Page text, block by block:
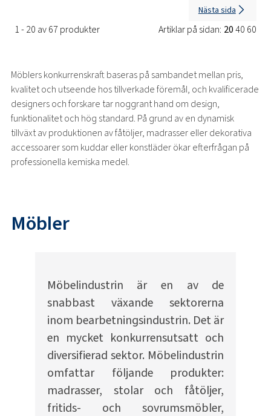
1 - 20 av 67 produkter Artiklar på sidan: 2040 60
Nästa sida
Möblers konkurrenskraft baseras på sambandet mellan pris,
kvalitet och utseende hos tillverkade föremål, och kvalificerade
designers och forskare tar noggrant hand om design,
funktionalitet och hög standard. På grund av en dynamisk
tillväxt av produktionen av fåtöljer, madrasser eller dekorativa
accessoarer som kuddar eller konstläder ökar efterfrågan på
professionella kemiska medel.
Möbler
Möbelindustrin är en av de
snabbast växande sektorerna
inom bearbetningsindustrin. Det är
en mycket konkurrensutsatt och
diversifierad sektor. Möbelindustrin
omfattar följande produkter:
madrasser, stolar och fåtöljer,
fritids- och sovrumsmöbler,